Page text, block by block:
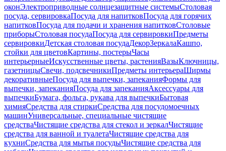
оконЭлектроприводные солнцезащитные системыСтоловая
посуда, сервировкаПосуда для напитковПосуда для горячих
напитковПосуда для подачи и хранения напитковСтоловые
приборыСтоловая посудаПосуда для сервировкиПредметы
сервировкиДетская столовая посудаДекорЗеркалаКашпо,
стойки для цветовКартины, постерыЧасы
интерьерныеИскусственные цветы, растенияВазыКлючницы,
газетницыСвечи, подсвечникиПредметы интерьераШирмы
декоративныеПосуда для выпечки, запеканияФормы для
выпечки, запеканияПосуда для запеканияАксессуары для
выпечкиБумага, фольга, рукава для выпечкиБытовая
химияСредства для стиркиСредства для посудомоечных
машинУниверсальные, специальные чистящие
средстваЧистящие средства для стекол и зеркалЧистящие
средства для ванной и туалетаЧистящие средства для
кухниСредства для мытья посудыЧистящие средства для